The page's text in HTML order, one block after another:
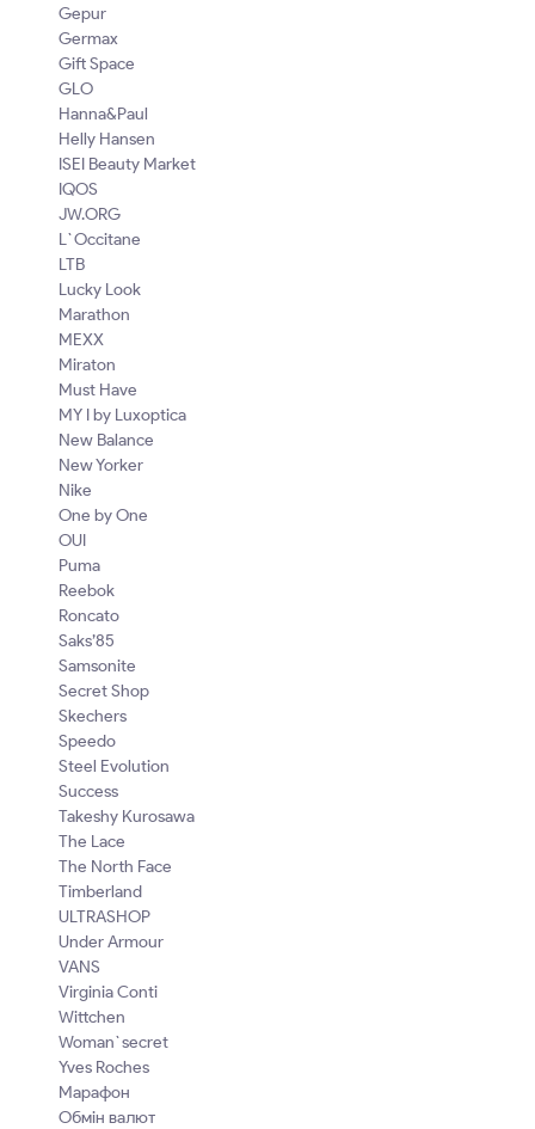
Gepur
Germax
Gift Space
GLO
Hanna&Paul
Helly Hansen
ISEI Beauty Market
IQOS
JW.ORG
L`Occitane
LTB
Lucky Look
Marathon
MEXX
Miraton
Must Have
MY I by Luxoptica
New Balance
New Yorker
Nike
One by One
OUI
Puma
Reebok
Roncato
Saks’85
Samsonite
Secret Shop
Skechers
Speedo
Steel Evolution
Success
Takeshy Kurosawa
The Lace
The North Face
Timberland
ULTRASHOP
Under Armour
VANS
Virginia Conti
Wittchen
Woman`secret
Yves Roches
Марафон
Обмін валют